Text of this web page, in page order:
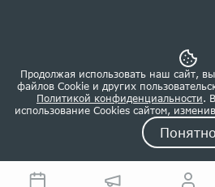
Продолжая использовать наш сайт,
файлов Сookie и других
Политикой конфиденциальности.
использование Cookies сайтом,
Понятно